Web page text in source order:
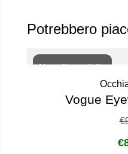
Potrebbero
Non disponibile
Vogue
€
€